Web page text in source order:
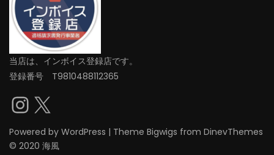
当店は、インボイス登録店です。
登録番号 T9810488112365
Instagram
X
Powered by WordPress | Theme Bigwigs from DinevThemes
© 2020 海風